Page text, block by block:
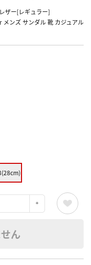
ザー[レギュラー]
ンズ サンダル 靴 カジュアル
ん